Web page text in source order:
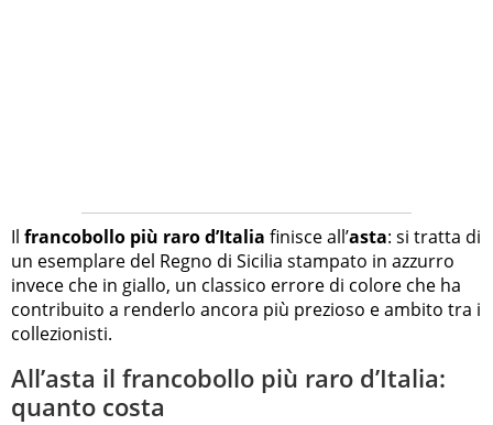
Il francobollo più raro d’Italia finisce all’asta: si tratta di
un esemplare del Regno di Sicilia stampato in azzurro
invece che in giallo, un classico errore di colore che ha
contribuito a renderlo ancora più prezioso e ambito tra i
collezionisti.
All’asta il francobollo più raro d’Italia:
quanto costa